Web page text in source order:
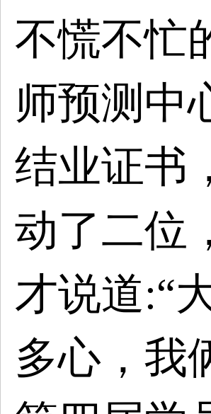
不慌不忙
师预测中
结业证书
动了二位
才说道:“
多心，我